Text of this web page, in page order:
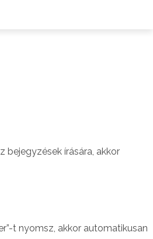
írására, akkor
t nyomsz, akkor automatikusan